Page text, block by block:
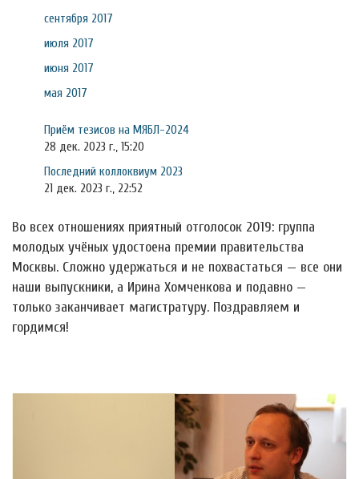
сентября 2017
июля 2017
июня 2017
мая 2017
Приём тезисов на МЯБЛ-2024
28 дек. 2023 г., 15:20
Последний коллоквиум 2023
21 дек. 2023 г., 22:52
Во всех отношениях приятный отголосок 2019: группа
молодых учёных удостоена премии правительства
Москвы. Сложно удержаться и не похвастаться — все они
наши выпускники, а Ирина Хомченкова и подавно —
только заканчивает магистратуру. Поздравляем и
гордимся!